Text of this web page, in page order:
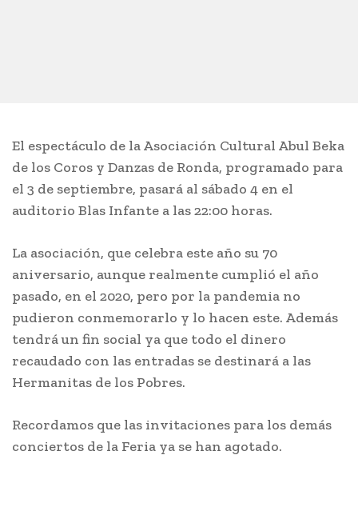
El espectáculo de la Asociación Cultural Abul Beka
de los Coros y Danzas de Ronda, programado para
el 3 de septiembre, pasará al sábado 4 en el
auditorio Blas Infante a las 22:00 horas.
La asociación, que celebra este año su 70
aniversario, aunque realmente cumplió el año
pasado, en el 2020, pero por la pandemia no
pudieron conmemorarlo y lo hacen este. Además
tendrá un fin social ya que todo el dinero
recaudado con las entradas se destinará a las
Hermanitas de los Pobres.
Recordamos que las invitaciones para los demás
conciertos de la Feria ya se han agotado.